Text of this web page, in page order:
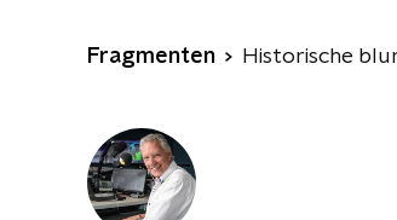
Fragmenten Historische